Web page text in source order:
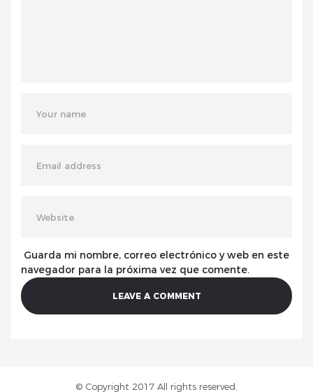
Guarda mi nombre, correo electrónico y web en este
navegador para la próxima vez que comente.
© Copyright 2017 All rights reserved.